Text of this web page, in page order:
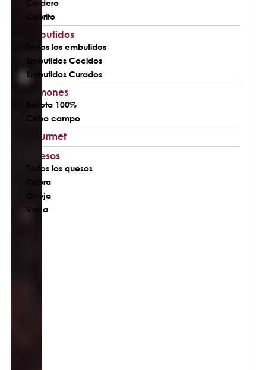
Cordero
Cabrito
Embutidos
Todos los embutidos
Embutidos Cocidos
Embutidos Curados
Jamones
Bellota 100%
Cebo campo
Gourmet
Quesos
Todos los quesos
Cabra
Oveja
Vaca